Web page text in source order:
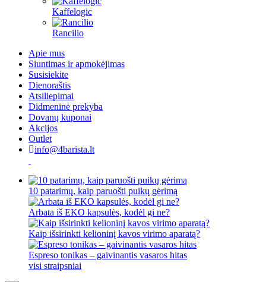
Kaffelogic
Rancilio
Apie mus
Siuntimas ir apmokėjimas
Susisiekite
Dienoraštis
Atsiliepimai
Didmeninė prekyba
Dovanų kuponai
Akcijos
Outlet
info@4barista.lt
10 patarimų, kaip paruošti puikų gėrimą
Arbata iš EKO kapsulės, kodėl gi ne?
Kaip išsirinkti kelioninį kavos virimo aparatą?
Espreso tonikas – gaivinantis vasaros hitas
visi straipsniai